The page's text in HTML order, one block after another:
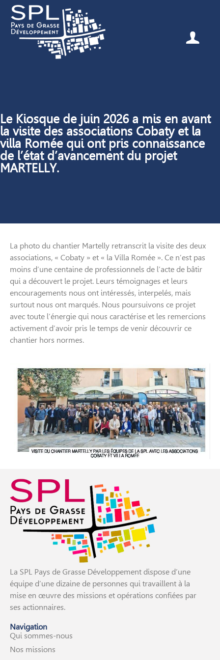
Le Kiosque de juin 2026 a mis en avant
la visite des associations Cobaty et la
villa Romée qui ont pris connaissance
de l’état d’avancement du projet
MARTELLY.
La photo du chantier Martelly retranscrit la visite des deux
associations, « Cobaty » et « la Villa Romée ». Ce n’est pas
moins d’une centaine de professionnels de l’acte de bâtir
qui a découvert le projet. Leurs témoignages et leurs
encouragements nous ont intéressés, interpelés, mais
surtout nous ont marqués. Nous poursuivons ce projet
avec toute l’énergie qui nous caractérise et les remercions
activement d’avoir pris le temps de venir découvrir ce
chantier hors normes.
La SPL Pays de Grasse Développement dispose d’une
équipe d’une dizaine de personnes qui travaillent à la
mise en œuvre des missions et opérations confiées par
ses actionnaires.
Navigation
Qui sommes-nous
Nos missions